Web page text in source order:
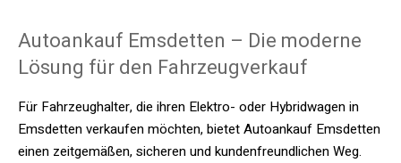
Autoankauf Emsdetten – Die moderne
Lösung für den Fahrzeugverkauf
Für Fahrzeughalter, die ihren Elektro- oder Hybridwagen in
Emsdetten verkaufen möchten, bietet Autoankauf Emsdetten
einen zeitgemäßen, sicheren und kundenfreundlichen Weg.